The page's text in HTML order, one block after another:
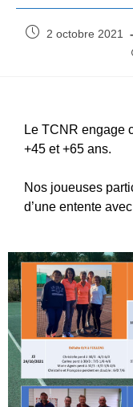
2 octobre 2021
Le TCNR engage
+45 et +65 ans.
Nos joueuses
d’une entente